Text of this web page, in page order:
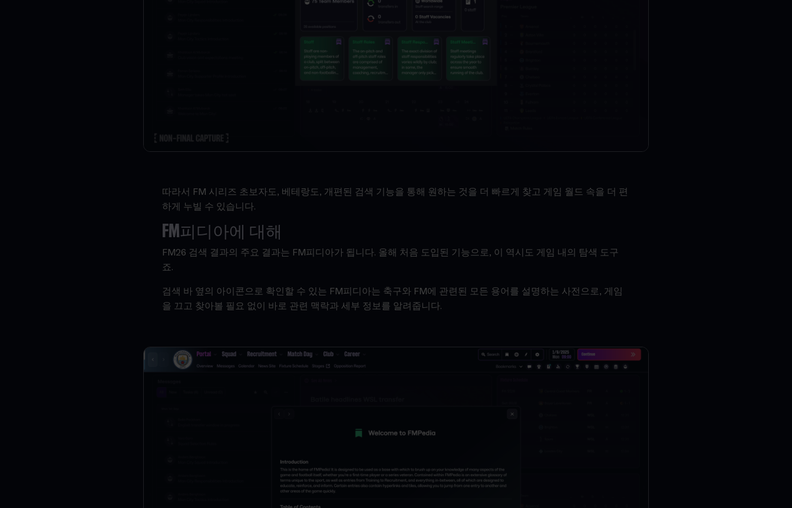
따라서 FM 시리즈 초보자도, 베테랑도, 개편된 검색 기능을 통해 원하는 것을 더 빠르게 찾고 게임 월드 속을 더 편
하게 누빌 수 있습니다.
FM피디아에 대해
FM26 검색 결과의 주요 결과는 FM피디아가 됩니다. 올해 처음 도입된 기능으로, 이 역시도 게임 내의 탐색 도구
죠.
검색 바 옆의 아이콘으로 확인할 수 있는 FM피디아는 축구와 FM에 관련된 모든 용어를 설명하는 사전으로, 게임
을 끄고 찾아볼 필요 없이 바로 관련 맥락과 세부 정보를 알려줍니다.